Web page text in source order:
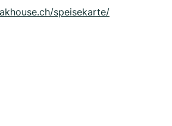
speisekarte/